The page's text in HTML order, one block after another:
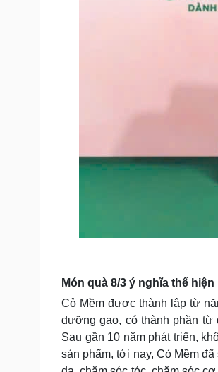
Món quà 8/3 ý nghĩa thể
Cỏ Mềm được thành lập từ
dưỡng gạo, có thành phần từ
Sau gần 10 năm phát triển,
sản phẩm, tới nay, Cỏ Mềm